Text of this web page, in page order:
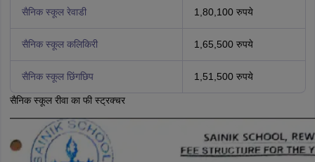
सैनिक स्कूल रेवाडी 1,80,100 रुपये
सैनिक स्कूल कलिकिरी 1,65,500 रुपये
सैनिक स्कूल छिंगछिप 1,51,500 रुपये
सैनिक स्कूल रीवा का फी स्ट्रक्चर